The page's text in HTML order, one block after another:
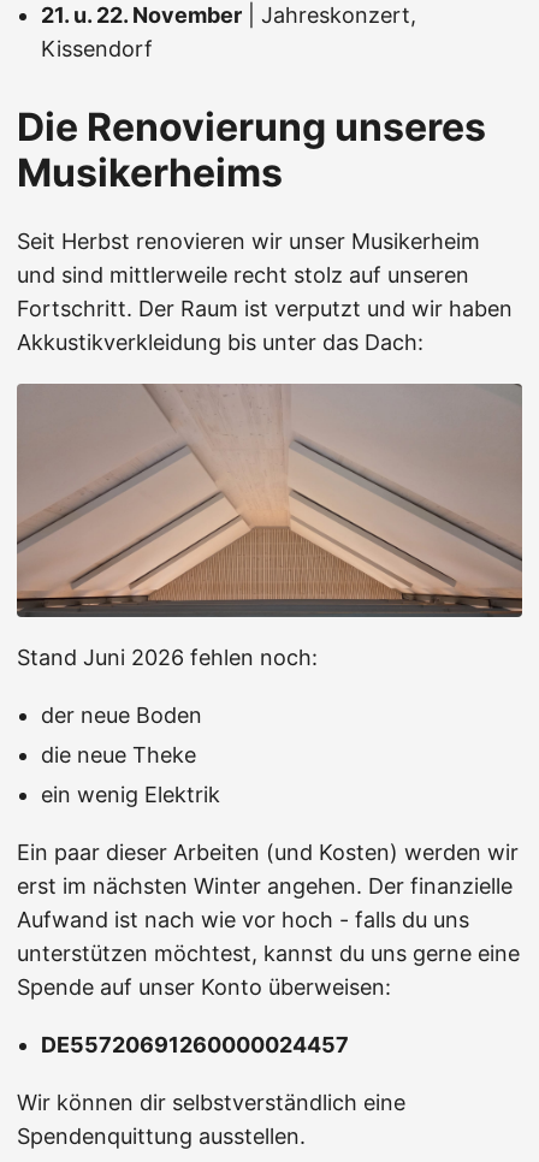
21. u. 22. November | Jahreskonzert,
Kissendorf
Die Renovierung unseres
Musikerheims
Seit Herbst renovieren wir unser Musikerheim
und sind mittlerweile recht stolz auf unseren
Fortschritt. Der Raum ist verputzt und wir haben
Akkustikverkleidung bis unter das Dach:
Stand Juni 2026 fehlen noch:
der neue Boden
die neue Theke
ein wenig Elektrik
Ein paar dieser Arbeiten (und Kosten) werden wir
erst im nächsten Winter angehen. Der finanzielle
Aufwand ist nach wie vor hoch - falls du uns
unterstützen möchtest, kannst du uns gerne eine
Spende auf unser Konto überweisen:
DE55720691260000024457
Wir können dir selbstverständlich eine
Spendenquittung ausstellen.